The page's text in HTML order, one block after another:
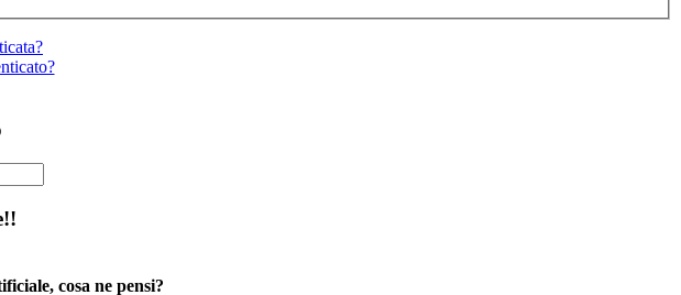
cosa ne pensi?